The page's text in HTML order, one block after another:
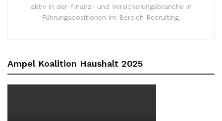
aktiv in der Finanz- und Versicherungsbranche in
Führungspositionen im Bereich Recruiting.
Ampel Koalition Haushalt 2025